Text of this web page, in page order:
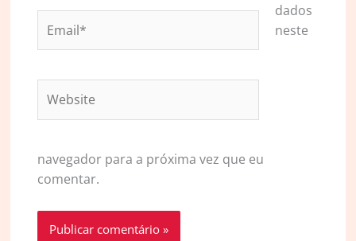
dados
neste
navegador para a próxima vez que eu
comentar.